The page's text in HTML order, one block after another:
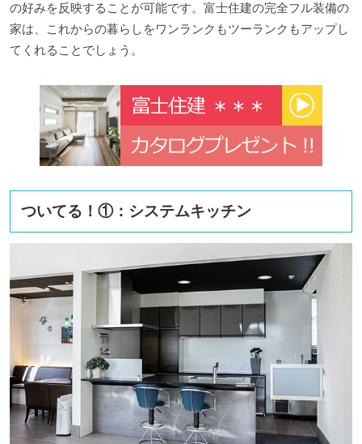
の好みを反映することが可能です。富士住建の完全フル装備の
家は、これからの暮らしをワンランクもツーランクもアップし
てくれることでしょう。
ついてる！①：システムキッチン